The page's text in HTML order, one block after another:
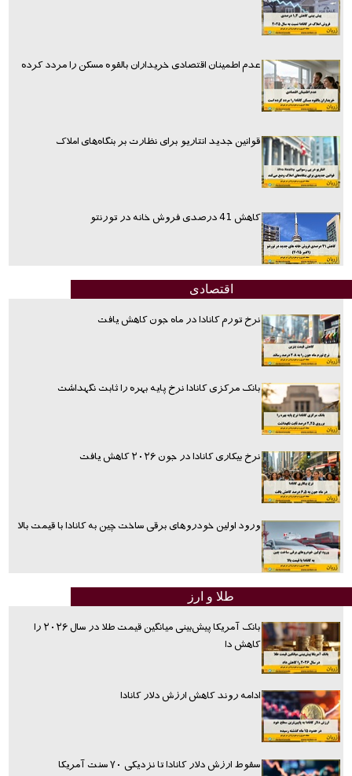
عدم اطمینان اقتصادی خریداران بالقوه مسکن را مردد کرده
قوانین جدید انتاریو برای نظارت بر بنگاه‌های املاک
کاهش 41 درصدی فروش خانه در تورنتو
اقتصادی
نرخ تورم کانادا در ماه جون کاهش یافت
بانک مرکزی کانادا نرخ پایه بهره را ثابت نگهداشت
نرخ بیکاری کانادا در جون ۲۰۲۶ کاهش یافت
ورود اولین خودروهای برقی ساخت چین به کانادا با قیمت بالا
طلا و ارز
بانک آمریکا پیش‌بینی میانگین قیمت طلا در سال ۲۰۲۶ را
کاهش دا
ادامه روند کاهش ارزش دلار کانادا
سقوط ارزش دلار کانادا تا نزدیکی ۷۰ سنت آمریکا